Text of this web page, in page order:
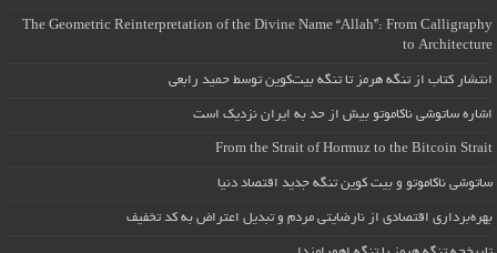
The Geometric Reinterpretation of the Divine Name “Allah”: From Calligraphy
to Architecture
انتشار کتاب از تنگه هرمز تا تنگه بیت‌کوین توسط حمید رابعی
اشاره ساتوشی ناکاموتو بیش از حد به ایران نزدیک است
From the Strait of Hormuz to the Bitcoin Strait
ساتوشی ناکاموتو و بیت کوین تنگه جدید اقتصاد دنیا
بهره‌برداری اقتصادی از نارضایتی مردم و تبدیل اعتراض به کد تخفیف